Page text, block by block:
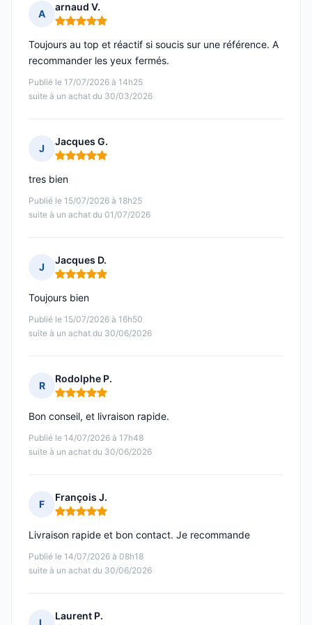
A
arnaud V.
Note : 5 sur 5
Publié le 17/07/2026 à 14h25
suite à un achat du 30/03/2026
Toujours au top et réactif si soucis sur une référence. A
recommander les yeux fermés.
J
Jacques G.
Note : 5 sur 5
Publié le 15/07/2026 à 18h25
suite à un achat du 01/07/2026
tres bien
J
Jacques D.
Note : 5 sur 5
Publié le 15/07/2026 à 16h50
suite à un achat du 30/06/2026
Toujours bien
R
Rodolphe P.
Note : 5 sur 5
Publié le 14/07/2026 à 17h48
suite à un achat du 30/06/2026
Bon conseil, et livraison rapide.
F
François J.
Note : 5 sur 5
Publié le 14/07/2026 à 08h18
suite à un achat du 30/06/2026
Livraison rapide et bon contact. Je recommande
Laurent P.